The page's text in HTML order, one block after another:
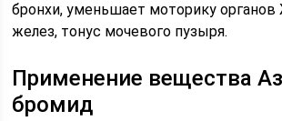
бронхи, уменьшает моторику
желез, тонус мочевого пузыря.
Применение вещества
бромид